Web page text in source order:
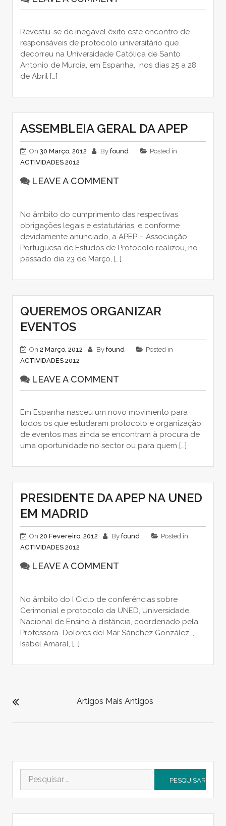
Revestiu-se de inegável êxito este encontro de
responsáveis de protocolo universitário que
decorreu na Universidade Católica de Santo
Antonio de Murcia, em Espanha, nos dias 25 a 28
de Abril […]
ASSEMBLEIA GERAL DA APEP
On 30 Março, 2012 By found
Posted in
ACTIVIDADES 2012
LEAVE A COMMENT
No âmbito do cumprimento das respectivas
obrigações legais e estatutárias, e conforme
devidamente anunciado, a APEP – Associação
Portuguesa de Estudos de Protocolo realizou, no
passado dia 23 de Março, […]
QUEREMOS ORGANIZAR
EVENTOS
On 2 Março, 2012 By found
Posted in
ACTIVIDADES 2012
LEAVE A COMMENT
Em Espanha nasceu um novo movimento para
todos os que estudaram protocolo e organização
de eventos mas ainda se encontram à procura de
uma oportunidade no sector ou para quem […]
PRESIDENTE DA APEP NA UNED
EM MADRID
On 20 Fevereiro, 2012 By found
Posted in
ACTIVIDADES 2012
LEAVE A COMMENT
No âmbito do I Ciclo de conferências sobre
Cerimonial e protocolo da UNED, Universidade
Nacional de Ensino à distância, coordenado pela
Professora Dolores del Mar Sánchez González, ,
Isabel Amaral, […]
NAVEGAÇÃO
DE
Artigos Mais Antigos
por: